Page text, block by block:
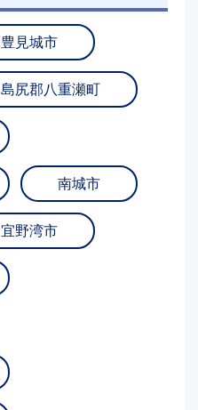
豊見城市
島尻郡八重瀬町
南城市
宜野湾市